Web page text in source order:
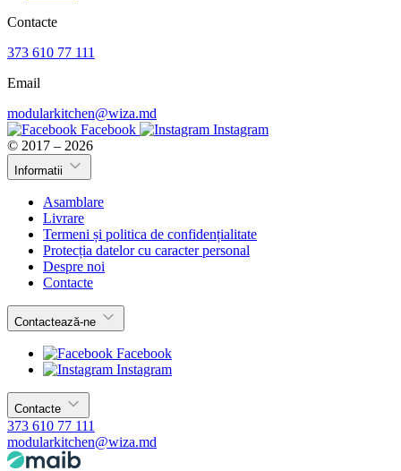
Contacte
373 610 77 111
Email
modularkitchen@wiza.md
Facebook
Instagram
© 2017 – 2026
Informatii
Asamblare
Livrare
Termeni și politica de confidențialitate
Protecția datelor cu caracter personal
Despre noi
Contacte
Contactează-ne
Facebook
Instagram
Contacte
373 610 77 111
modularkitchen@wiza.md